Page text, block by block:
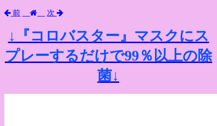
前 次
↓『コロバスター』マスクにス
プレーするだけで99％以上の除
菌↓